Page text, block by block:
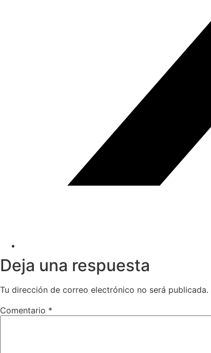
Deja una respuesta
Tu dirección de correo electrónico no será publicada.
Comentario *